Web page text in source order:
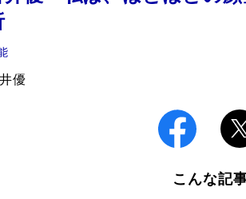
優
こんな記